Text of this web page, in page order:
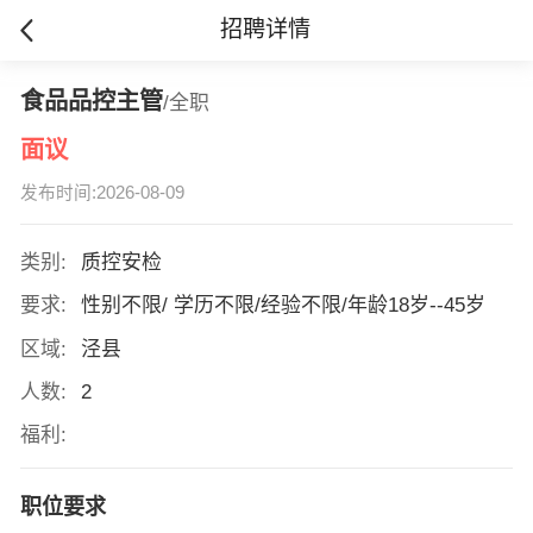
招聘详情
食品品控主管/全职
面议
发布时间:2026-08-09
类别:
质控安检
要求:
性别不限/ 学历不限/经验不限/年龄18岁--45岁
区域:
泾县
人数:
2
福利:
职位要求